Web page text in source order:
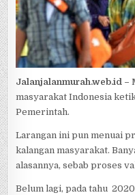
Jalanjalanmurah.web.id –
masyarakat Indonesia
Pemerintah.
Larangan ini pun menuai
kalangan masyarakat.
alasannya, sebab proses
Belum lagi, pada tahu